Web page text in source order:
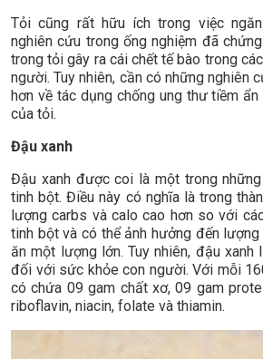
Tỏi cũng rất hữu ích trong việc
nghiên cứu trong ống nghiệm đã
trong tỏi gây ra cái chết tế bào trong
người. Tuy nhiên, cần có những nghiên
hơn về tác dụng chống ung thư tiềm
của tỏi.
Đậu xanh
Đậu xanh được coi là một trong
tinh bột. Điều này có nghĩa là trong
lượng carbs và calo cao hơn so với
tinh bột và có thể ảnh hưởng đến
ăn một lượng lớn. Tuy nhiên, đậu
đối với sức khỏe con người. Với mỗi
có chứa 09 gam chất xơ, 09 gam
riboflavin, niacin, folate và thiamin.